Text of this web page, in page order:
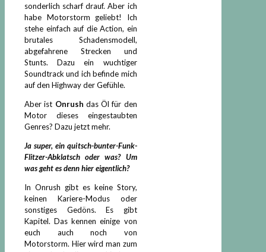
sonderlich scharf drauf. Aber ich
habe Motorstorm geliebt! Ich
stehe einfach auf die Action, ein
brutales Schadensmodell,
abgefahrene Strecken und
Stunts. Dazu ein wuchtiger
Soundtrack und ich befinde mich
auf den Highway der Gefühle.
Aber ist Onrush das Öl für den
Motor dieses eingestaubten
Genres? Dazu jetzt mehr.
Ja super, ein quitsch-bunter-Funk-
Flitzer-Abklatsch oder was? Um
was geht es denn hier eigentlich?
In Onrush gibt es keine Story,
keinen Kariere-Modus oder
sonstiges Gedöns. Es gibt
Kapitel. Das kennen einige von
euch auch noch von
Motorstorm. Hier wird man zum